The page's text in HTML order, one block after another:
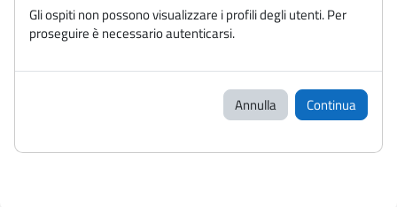
Gli ospiti non possono visualizzare i profili degli utenti. Per
proseguire è necessario autenticarsi.
Annulla Continua